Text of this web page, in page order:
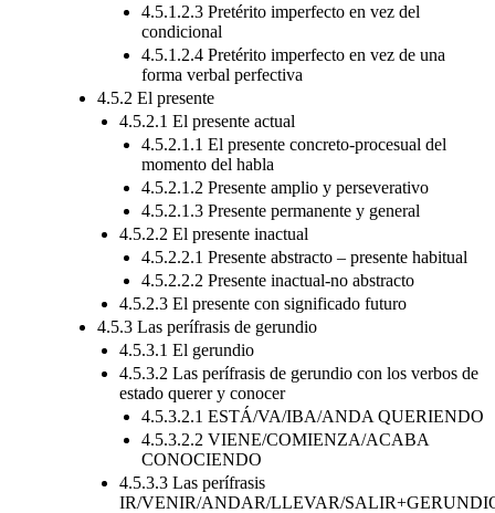
4.5.1.2.3 Pretérito imperfecto en vez del
condicional
4.5.1.2.4 Pretérito imperfecto en vez de una
forma verbal perfectiva
4.5.2 El presente
4.5.2.1 El presente actual
4.5.2.1.1 El presente concreto-procesual del
momento del habla
4.5.2.1.2 Presente amplio y perseverativo
4.5.2.1.3 Presente permanente y general
4.5.2.2 El presente inactual
4.5.2.2.1 Presente abstracto – presente habitual
4.5.2.2.2 Presente inactual-no abstracto
4.5.2.3 El presente con significado futuro
4.5.3 Las perífrasis de gerundio
4.5.3.1 El gerundio
4.5.3.2 Las perífrasis de gerundio con los verbos de
estado querer y conocer
4.5.3.2.1 ESTÁ/VA/IBA/ANDA QUERIENDO
4.5.3.2.2 VIENE/COMIENZA/ACABA
CONOCIENDO
4.5.3.3 Las perífrasis
IR/VENIR/ANDAR/LLEVAR/